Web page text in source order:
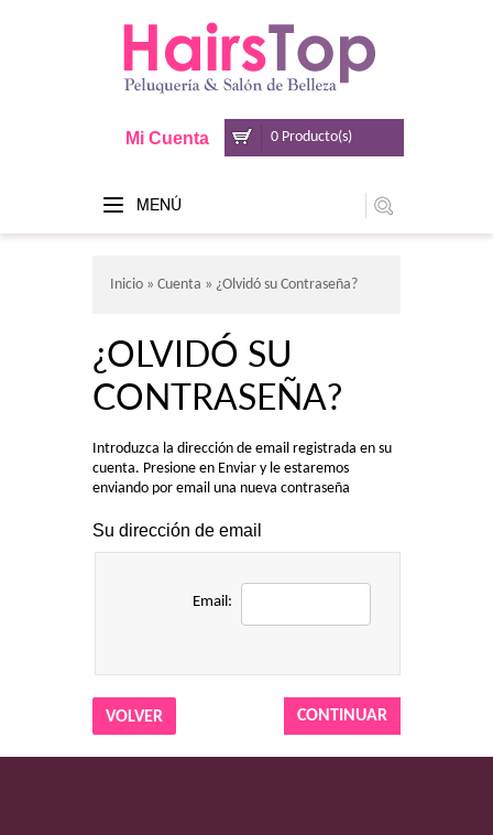
0 Producto(s)
Mi Cuenta
MENÚ
Inicio » Cuenta » ¿Olvidó su Contraseña?
¿OLVIDÓ SU
CONTRASEÑA?
Introduzca la dirección de email registrada en su
cuenta. Presione en Enviar y le estaremos
enviando por email una nueva contraseña
Su dirección de email
Email:
VOLVER